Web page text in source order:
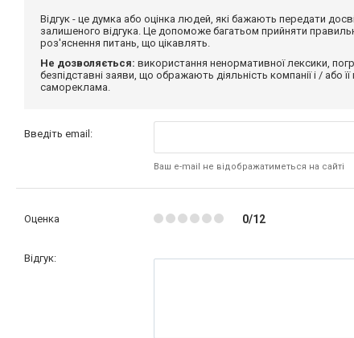
Відгук - це думка або оцінка людей, які бажають передати
залишеного відгука. Це допоможе багатьом прийняти
роз'яснення питань, що цікавлять.
Не дозволяється: використання ненормативної лексики,
безпідставні заяви, що ображають діяльність компанії і / або
самореклама.
Введіть email:
Ваш e-mail не відображатиметься на сайті
Оценка 0/12
Відгук: